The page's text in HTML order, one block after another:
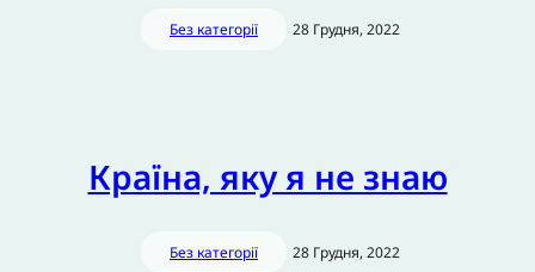
Без категорії 28 Грудня, 2022
Країна, яку я не знаю
Без категорії 28 Грудня, 2022